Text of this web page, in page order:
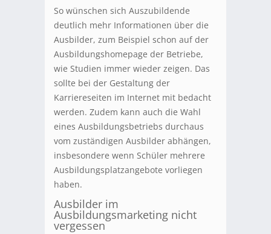
So wünschen sich Auszubildende
deutlich mehr Informationen über die
Ausbilder, zum Beispiel schon auf der
Ausbildungshomepage der Betriebe,
wie Studien immer wieder zeigen. Das
sollte bei der Gestaltung der
Karriereseiten im Internet mit bedacht
werden. Zudem kann auch die Wahl
eines Ausbildungsbetriebs durchaus
vom zuständigen Ausbilder abhängen,
insbesondere wenn Schüler mehrere
Ausbildungsplatzangebote vorliegen
haben.
Ausbilder im
Ausbildungsmarketing nicht
vergessen